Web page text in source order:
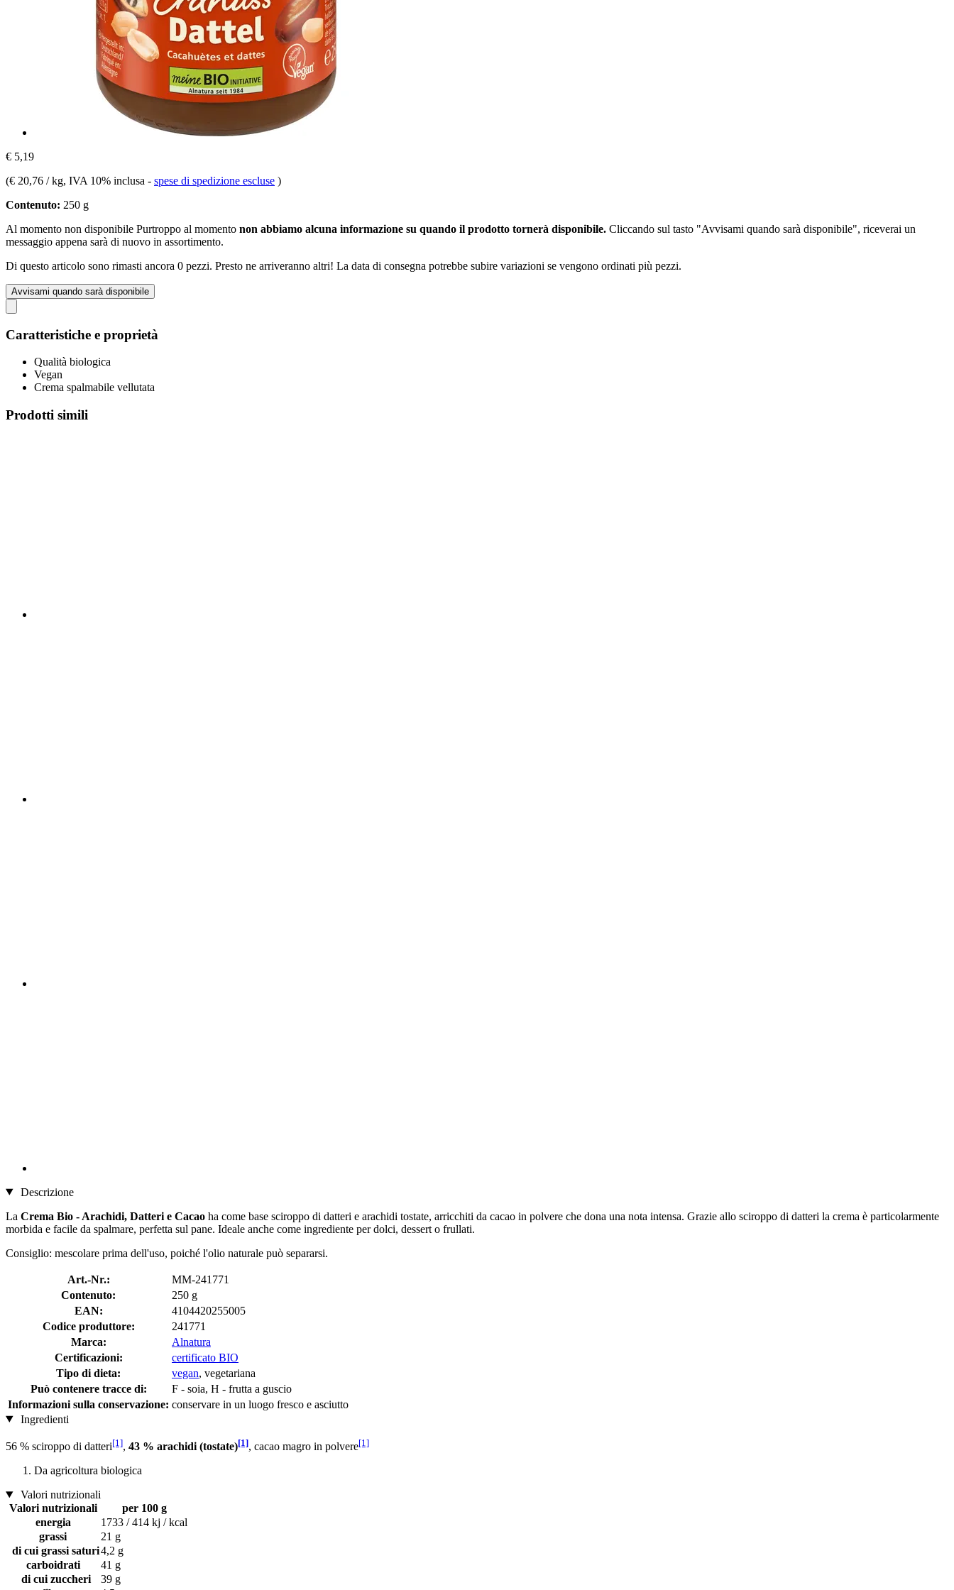
€ 5,19
(€ 20,76 / kg, IVA 10% inclusa - spese di spedizione escluse )
Contenuto: 250 g
Al momento non disponibile Purtroppo al momento non abbiamo alcuna informazione su quando il prodotto tornerà disponibile. Cliccando sul tasto "Avvisami quando sarà disponibile", riceverai un
messaggio appena sarà di nuovo in assortimento.
Di questo articolo sono rimasti ancora 0 pezzi. Presto ne arriveranno altri! La data di consegna potrebbe subire variazioni se vengono ordinati più pezzi.
Avvisami quando sarà disponibile
Caratteristiche e proprietà
Qualità biologica
Vegan
Crema spalmabile vellutata
Prodotti simili
Descrizione
La Crema Bio - Arachidi, Datteri e Cacao ha come base sciroppo di datteri e arachidi tostate, arricchiti da cacao in polvere che dona una nota intensa. Grazie allo sciroppo di datteri la crema è particolarmente
morbida e facile da spalmare, perfetta sul pane. Ideale anche come ingrediente per dolci, dessert o frullati.
Consiglio: mescolare prima dell'uso, poiché l'olio naturale può separarsi.
Art.-Nr.:
MM-241771
Contenuto:
250 g
EAN:
4104420255005
Codice produttore:
241771
Marca:
Alnatura
Certificazioni:
certificato BIO
Tipo di dieta:
vegan, vegetariana
Può contenere tracce di:
F - soia, H - frutta a guscio
Informazioni sulla conservazione: conservare in un luogo fresco e asciutto
Ingredienti
56 % sciroppo di datteri[1], 43 % arachidi (tostate)[1], cacao magro in polvere[1]
Da agricoltura biologica
Valori nutrizionali
Valori nutrizionali
per 100 g
energia
1733 / 414 kj / kcal
grassi
21 g
di cui grassi saturi4,2 g
carboidrati
41 g
di cui zuccheri
39 g